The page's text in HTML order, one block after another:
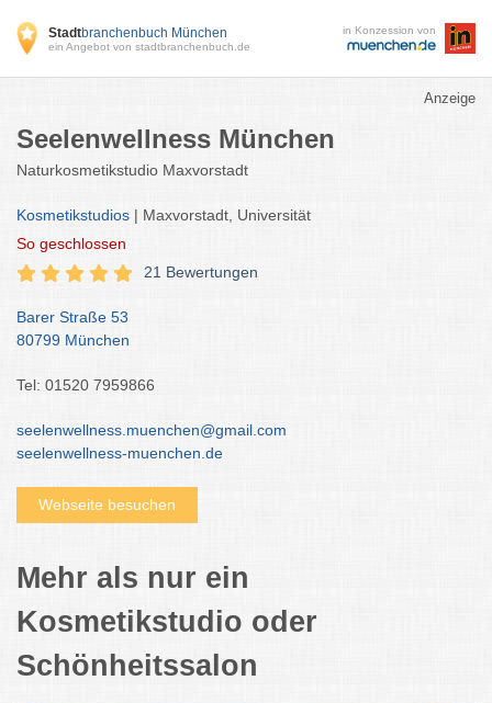
Stadtbranchenbuch München
ein Angebot von stadtbranchenbuch.de
in Konzession von
Anzeige
Seelenwellness München
Naturkosmetikstudio Maxvorstadt
Kosmetikstudios | Maxvorstadt, Universität
So geschlossen
21 Bewertungen
Barer Straße 53
80799 München
Tel: 01520 7959866
seelenwellness.muenchen@gmail.com
seelenwellness-muenchen.de
Webseite besuchen
Mehr als nur ein
Kosmetikstudio oder
Schönheitssalon